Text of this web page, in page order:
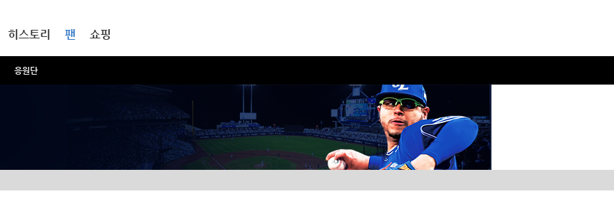
히스토리 팬
응원단
쇼핑